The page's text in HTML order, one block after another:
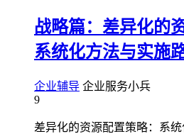
战略篇：差异化
系统化方法与实施
企业辅导 企业服务小兵
9
差异化的资源配置策略：系